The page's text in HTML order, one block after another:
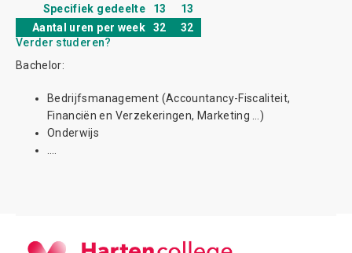
Specifiek gedeelte 13
13
Aantal uren per week
32
32
Verder studeren?
Bachelor:
Bedrijfsmanagement (Accountancy-Fiscaliteit,
Financiën en Verzekeringen, Marketing …)
Onderwijs